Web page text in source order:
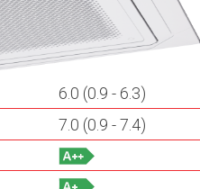
6.0 (0.9 - 6.3)
7.0 (0.9 - 7.4)